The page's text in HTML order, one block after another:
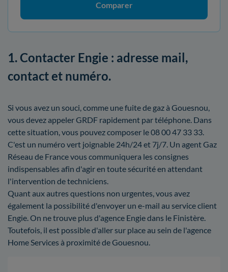
Comparer
1. Contacter Engie : adresse mail,
contact et numéro.
Si vous avez un souci, comme une fuite de gaz à Gouesnou,
vous devez appeler GRDF rapidement par téléphone. Dans
cette situation, vous pouvez composer le 08 00 47 33 33.
C'est un numéro vert joignable 24h/24 et 7j/7. Un agent Gaz
Réseau de France vous communiquera les consignes
indispensables afin d'agir en toute sécurité en attendant
l'intervention de techniciens.
Quant aux autres questions non urgentes, vous avez
également la possibilité d'envoyer un e-mail au service client
Engie. On ne trouve plus d'agence Engie dans le Finistère.
Toutefois, il est possible d'aller sur place au sein de l'agence
Home Services à proximité de Gouesnou.